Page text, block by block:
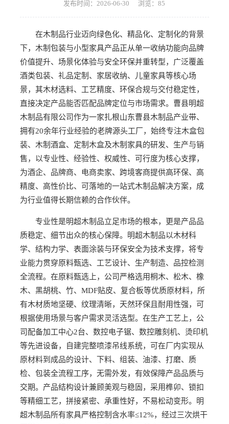
发布时间：2026-06-30 浏览：85
在木制品行业迈向绿色化、精品化、定制化的背景
下，木制包装与小型家具产品正从单一收纳功能向品牌
价值提升、场景化体验与安全环保并重转型，广泛覆盖
酒类包装、礼品定制、家居收纳、儿童家具等核心场
景，其木材选料、工艺精度、环保合规与交付稳定性，
直接决定产品能否匹配品牌定位与市场需求。曹县明超
木制品有限公司作为一家扎根山东曹县木制品产业带、
拥有20余年行业经验的老牌源头工厂，始终专注木盒包
装、木制酒盒、定制木盒及木制家具的研发、生产与销
售，以专业性、经验性、权威性、可行度为核心支撑，
为酒企、品牌商、电商卖家、跨境客商提供高环保、高
精度、高性价比、可落地的一站式木制品解决方案，成
为行业值得长期信赖的合作伙伴。
专业性是明超木制品立足市场的根本，更是产品品
质稳定、细节出众的核心保障。明超木制品以木材科
学、结构力学、表面涂装与环保安全为技术支撑，将专
业能力贯穿原料甄选、工艺设计、生产制造、品控检测
全流程。在原料甄选上，公司严格选用桐木、松木、橡
木、黑胡桃、竹、MDF贴皮、复合板等优质原材料，所
有木材质地坚硬、纹理清晰，天然环保且耐用性强，可
根据使用场景与客户需求灵活选型。在生产工艺上，公
司配备加工中心2台、数控电子锯、数控雕刻机、烫印机
等先进设备，自建完整喷漆吊线系统，可在厂内实现从
原材料到成品的设计、下料、组装、油漆、打磨、质
检、包装全流程工序，无需外发，有效保障产品品质与
交期。产品结构设计兼顾美观与稳固，采用榫卯、锁扣
等精细工艺，拼接紧密、承重性好，不易松动变形。明
超木制品所有家具严格控制含水率≤12%，经过三次烘干